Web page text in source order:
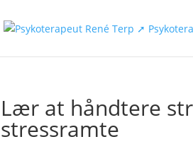
Lær at håndtere
stressramte